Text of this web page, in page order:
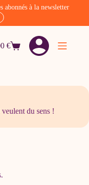
abonnés à la newsletter
€
du sens !